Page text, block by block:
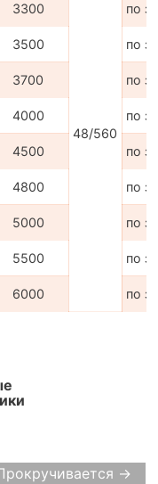
48/560
3300 по
3500 по
3700 по
4000 по
4500 по
4800 по
5000 по
5500 по
6000 по
→